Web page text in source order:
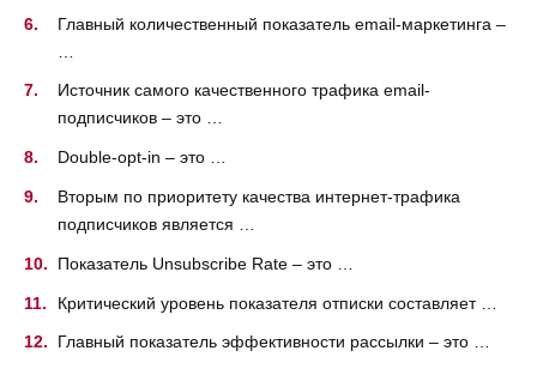
Главный количественный показатель email-маркетинга –
Источник самого качественного трафика email-
подписчиков – это …
Double-opt-in – это …
Вторым по приоритету качества интернет-трафика
подписчиков является …
Показатель Unsubscribe Rate – это …
Критический уровень показателя отписки составляет …
Главный показатель эффективности рассылки – это …